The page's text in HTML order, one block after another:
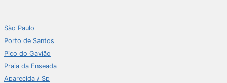
São Paulo
Porto de Santos
Pico do Gavião
Praia da Enseada
Aparecida / Sp